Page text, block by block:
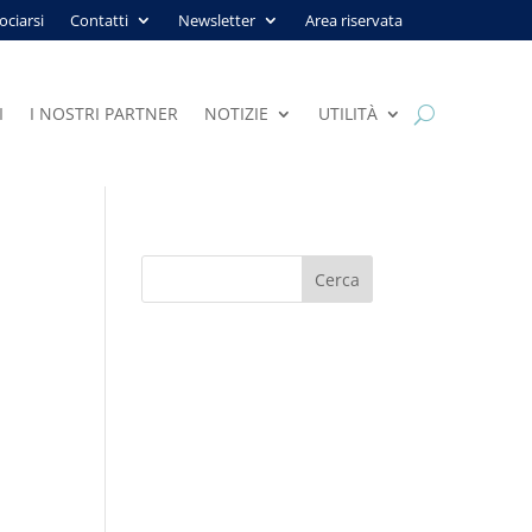
Contatti Newsletter Area riservata
I NOSTRI PARTNER NOTIZIE UTILITÀ